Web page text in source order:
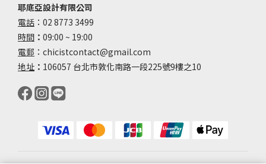
耶底亞設計有限公司
電話 ：02 8773 3499
時間 ： 09:00 ~ 19:00
電郵 ：chicistcontact@gmail.com
地址 ： 106057 台北市敦化南路一段225號9樓之10